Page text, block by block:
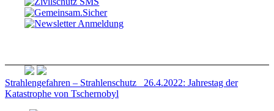
Strahlengefahren – Strahlenschutz
26.4.2022: Jahrestag der
Katastrophe von Tschernobyl